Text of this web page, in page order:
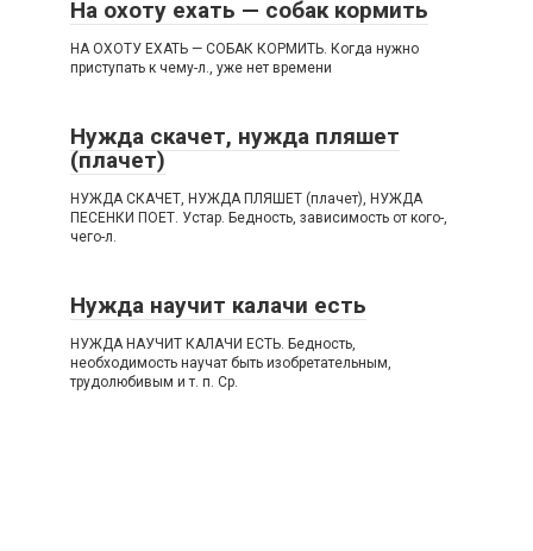
На охоту ехать — собак кормить
НА ОХОТУ ЕХАТЬ — СОБАК КОРМИТЬ. Когда нужно
приступать к чему-л., уже нет времени
Нужда скачет, нужда пляшет
(плачет)
НУЖДА СКАЧЕТ, НУЖДА ПЛЯШЕТ (плачет), НУЖДА
ПЕСЕНКИ ПОЕТ. Устар. Бедность, зависимость от кого-,
чего-л.
Нужда научит калачи есть
НУЖДА НАУЧИТ КАЛАЧИ ЕСТЬ. Бедность,
необходимость научат быть изобретательным,
трудолюбивым и т. п. Ср.